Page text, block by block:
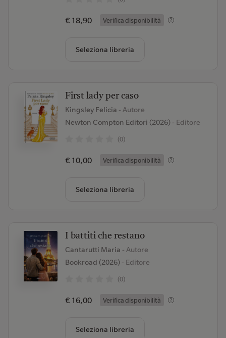
€ 18,90 Verifica disponibilità
Seleziona libreria
First lady per caso
Kingsley Felicia - Autore
Newton Compton Editori (2026)- Editore
(0)
€ 10,00 Verifica disponibilità
Seleziona libreria
I battiti che restano
Cantarutti Maria - Autore
Bookroad (2026)- Editore
(0)
€ 16,00 Verifica disponibilità
Seleziona libreria